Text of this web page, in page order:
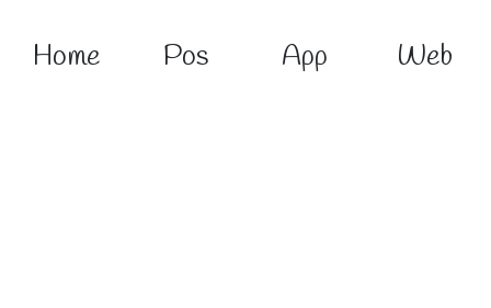
Home Pos App Web